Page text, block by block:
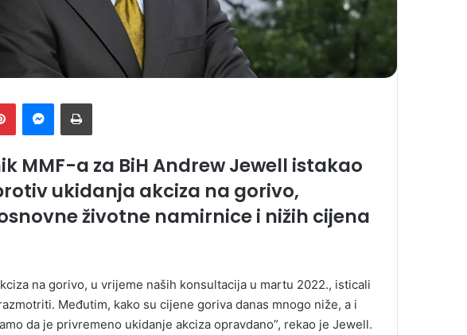
MMF-a za BiH Andrew Jewell istakao
ukidanja akciza na gorivo,
životne namirnice i nižih cijena
na gorivo, u vrijeme naših konsultacija u martu 2022., isticali
Međutim, kako su cijene goriva danas mnogo niže, a i
da je privremeno ukidanje akciza opravdano”, rekao je Jewell.